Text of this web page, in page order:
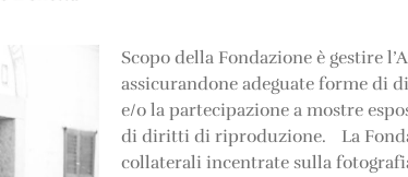
Scopo della Fondazione è gestire
assicurandone adeguate forme di
e/o la partecipazione a mostre
di diritti di riproduzione. La
collaterali incentrate sulla